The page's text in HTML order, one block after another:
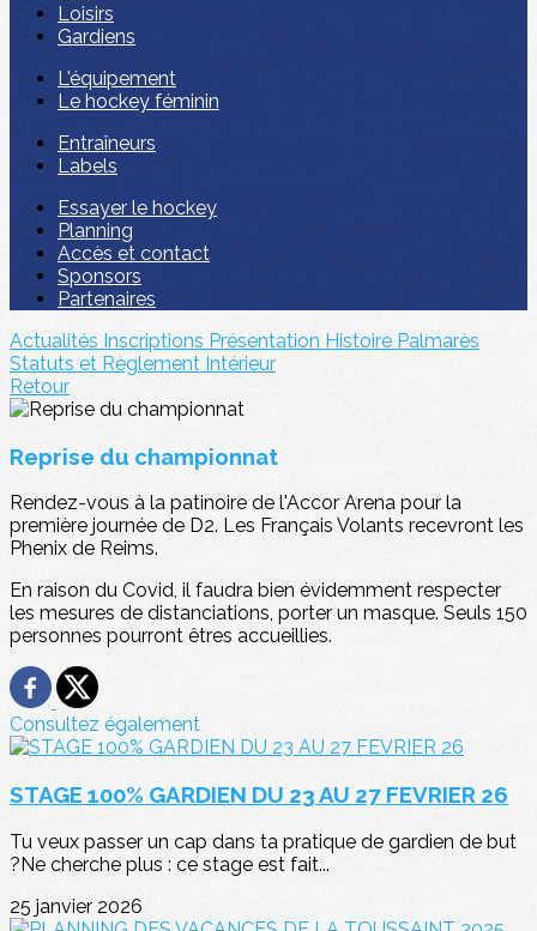
Loisirs
Gardiens
L'équipement
Le hockey féminin
Entraîneurs
Labels
Essayer le hockey
Planning
Accès et contact
Sponsors
Partenaires
Actualités Inscriptions Présentation Histoire Palmarès
Statuts et Règlement Intérieur
Retour
Reprise du championnat
Rendez-vous à la patinoire de l'Accor Arena pour la
première journée de D2. Les Français Volants recevront les
Phenix de Reims.
En raison du Covid, il faudra bien évidemment respecter
les mesures de distanciations, porter un masque. Seuls 150
personnes pourront êtres accueillies.
Consultez également
STAGE 100% GARDIEN DU 23 AU 27 FEVRIER 26
Tu veux passer un cap dans ta pratique de gardien de but
?Ne cherche plus : ce stage est fait...
25 janvier 2026